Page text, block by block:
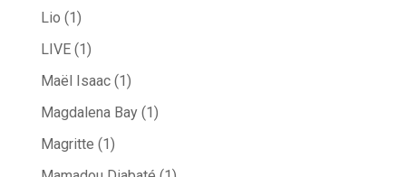
Lio (1)
LIVE(1)
Maël Isaac(1)
Magdalena Bay(1)
Magritte (1)